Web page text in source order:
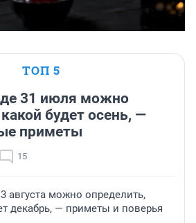
ТОП 5
31 июля можно
будет осень, —
приметы
15
августа можно определить,
декабрь, — приметы и поверья